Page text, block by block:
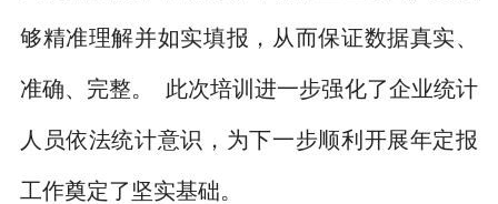
够精准理解并如实填报，从而保证数据真实、
准确、完整。 此次培训进一步强化了企业统计
人员依法统计意识，为下一步顺利开展年定报
工作奠定了坚实基础。